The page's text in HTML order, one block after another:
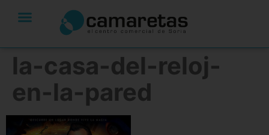
la-casa-del-reloj-
en-la-pared